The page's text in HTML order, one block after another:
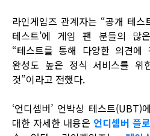
라인게임즈 관계자는 “공개 테스
테스트’에 게임 팬 분들의 많
“테스트를 통해 다양한 의견
완성도 높은 정식 서비스를
것”이라고 전했다.
‘언디셈버’ 언박싱 테스트(UBT)
대한 자세한 내용은 언디셈버 플